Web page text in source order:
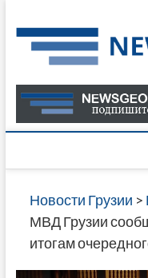
to
content
Новости Грузии >
МВД Грузии
итогам